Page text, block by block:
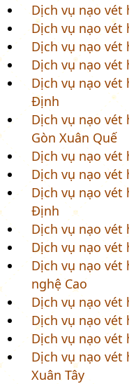
Dịch vụ nạo
Dịch vụ nạo vét
Dịch vụ nạo vét
Dịch vụ nạo vét
Dịch vụ nạo vét
Định
Dịch vụ nạo vét
Gòn Xuân Quế
Dịch vụ nạo vét
Dịch vụ nạo vét
Dịch vụ nạo
Định
Dịch vụ nạo vét
Dịch vụ nạo vét
Dịch vụ nạo vét
nghệ Cao
Dịch vụ nạo
Dịch vụ nạo vét
Dịch vụ nạo vét
Dịch vụ nạo vét
Xuân Tây